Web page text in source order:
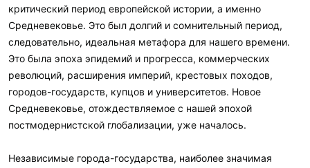
критический период европейской истории, а именно
Средневековье. Это был долгий и сомнительный период,
следовательно, идеальная метафора для нашего времени.
Это была эпоха эпидемий и прогресса, коммерческих
революций, расширения империй, крестовых походов,
городов-государств, купцов и университетов. Новое
Средневековье, отождествляемое с нашей эпохой
постмодернистской глобализации, уже началось.
Независимые города-государства, наиболее значимая